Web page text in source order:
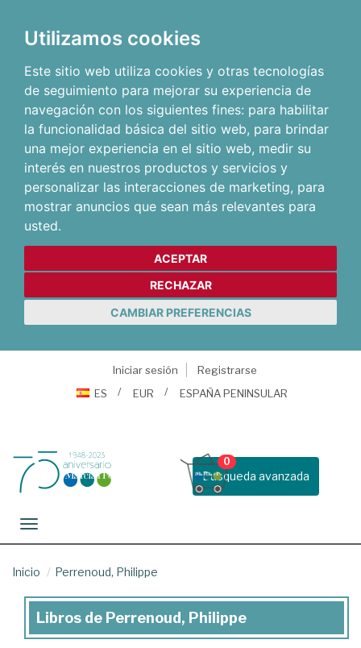
Utilizamos cookies
Este sitio web utiliza cookies y otras tecnologías
de seguimiento para mejorar su experiencia de
navegación con los siguientes fines: para habilitar
la funcionalidad básica del sitio web, para brindar
una mejor experiencia en el sitio web, medir su
interés en nuestros productos y servicios y
personalizar las interacciones de marketing, para
mostrar anuncios que sean más relevantes para
usted.
ACEPTAR
RECHAZAR
CAMBIAR PREFERENCIAS
Iniciar sesión
Registrarse
ES
EUR ESPAÑA PENINSULAR
Busqueda avanzada
0
Toggle navigation
Inicio Perrenoud, Philippe
Libros
Libros de Perrenoud, Philippe